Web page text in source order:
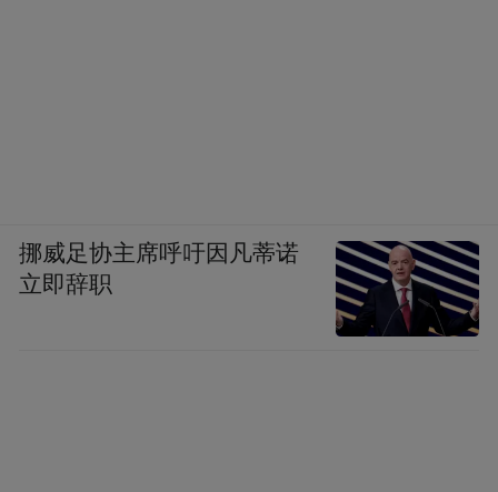
场，个性化的风格魅力展现Zegna XXX 的时
髦态度。
挪威足协主席呼吁因凡蒂诺
立即辞职